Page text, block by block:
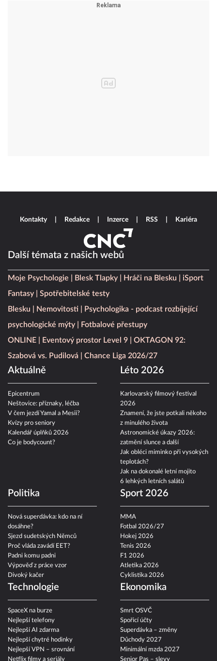
Další témata z našich webů
Moje Psychologie Blesk Tlapky Hráči na Blesku
iSport
Fantasy
Spotřebitelské testy
Blesku
Nemovitosti
Psychologika - podcast rozbíjející
psychologické mýty
Fotbalové přestupy
ONLINE
Eventový prostor Level 9
OKTAGON 92:
Szabová vs. Pudilová
Chance Liga 2026/27
Aktuálně
Epicentrum
Neštovice: příznaky, léčba
V čem jezdí Yamal a Mesii?
Kvízy pro seniory
Kalendář úplňků 2026
Co je bodycount?
Léto 2026
Karlovarský filmový festival
2026
Znamení, že jste potkali někoho
z minulého života
Astronomické úkazy 2026:
zatmění slunce a další
Jak obléci miminko při vysokých
teplotách?
Jak na dokonalé letní mojito
6 lehkých letních salátů
Politika
Nová superdávka: kdo na ní
dosáhne?
Sjezd sudetských Němců
Proč vláda zavádí EET?
Padni komu padni
Výpověď z práce vzor
Divoký kačer
Sport 2026
MMA
Fotbal 2026/27
Hokej 2026
Tenis 2026
F1 2026
Atletika 2026
Cyklistika 2026
Technologie
SpaceX na burze
Nejlepší telefony
Nejlepší AI zdarma
Nejlepší chytré hodinky
Nejlepší VPN – srovnání
Netflix filmy a seriály
Ekonomika
Smrt OSVČ
Spořicí účty
Superdávka – změny
Důchody 2027
Minimální mzda 2027
Senior Pas – slevy
Kontakty Redakce Inzerce RSS Kariéra